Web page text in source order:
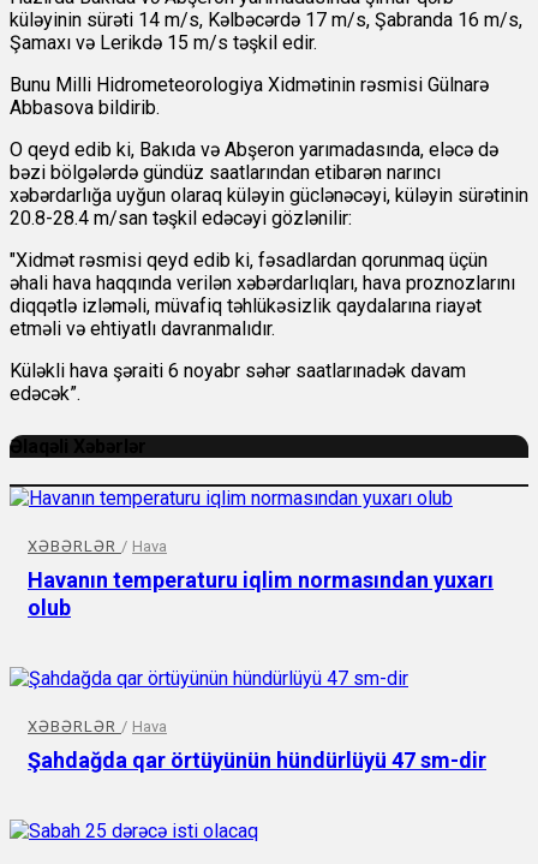
küləyinin sürəti 14 m/s, Kəlbəcərdə 17 m/s, Şabranda 16 m/s,
Şamaxı və Lerikdə 15 m/s təşkil edir.
Bunu Milli Hidrometeorologiya Xidmətinin rəsmisi Gülnarə
Abbasova bildirib.
O qeyd edib ki, Bakıda və Abşeron yarımadasında, eləcə də
bəzi bölgələrdə gündüz saatlarından etibarən narıncı
xəbərdarlığa uyğun olaraq küləyin güclənəcəyi, küləyin sürətinin
20.8-28.4 m/san təşkil edəcəyi gözlənilir:
"Xidmət rəsmisi qeyd edib ki, fəsadlardan qorunmaq üçün
əhali hava haqqında verilən xəbərdarlıqları, hava proznozlarını
diqqətlə izləməli, müvafiq təhlükəsizlik qaydalarına riayət
etməli və ehtiyatlı davranmalıdır.
Küləkli hava şəraiti 6 noyabr səhər saatlarınadək davam
edəcək”.
Əlaqəli Xəbərlər
XƏBƏRLƏR / Hava
Havanın temperaturu iqlim normasından yuxarı
olub
XƏBƏRLƏR / Hava
Şahdağda qar örtüyünün hündürlüyü 47 sm-dir